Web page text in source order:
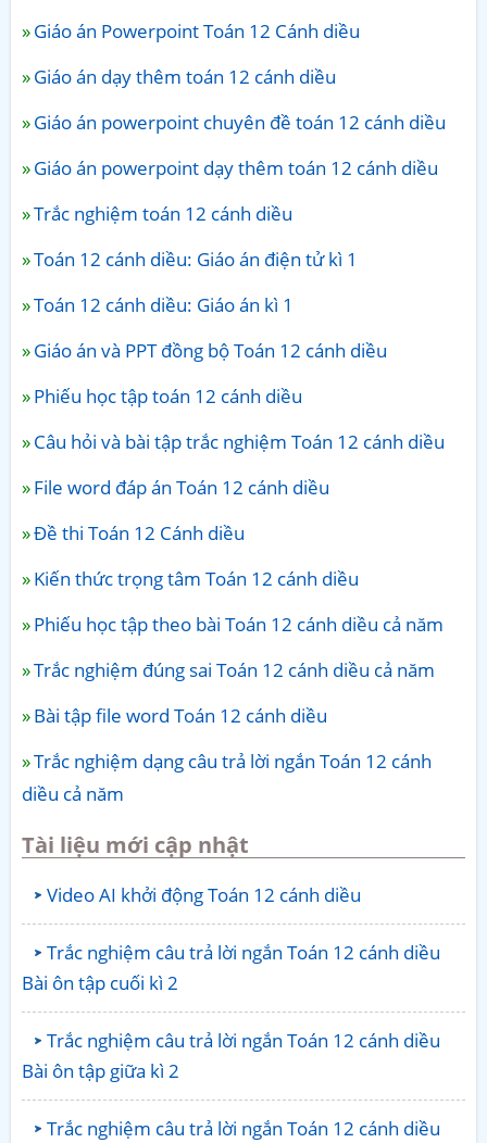
Giáo án Powerpoint Toán 12 Cánh diều
Giáo án dạy thêm toán 12 cánh diều
Giáo án powerpoint chuyên đề toán 12 cánh diều
Giáo án powerpoint dạy thêm toán 12 cánh diều
Trắc nghiệm toán 12 cánh diều
Toán 12 cánh diều: Giáo án điện tử kì 1
Toán 12 cánh diều: Giáo án kì 1
Giáo án và PPT đồng bộ Toán 12 cánh diều
Phiếu học tập toán 12 cánh diều
Câu hỏi và bài tập trắc nghiệm Toán 12 cánh diều
File word đáp án Toán 12 cánh diều
Đề thi Toán 12 Cánh diều
Kiến thức trọng tâm Toán 12 cánh diều
Phiếu học tập theo bài Toán 12 cánh diều cả năm
Trắc nghiệm đúng sai Toán 12 cánh diều cả năm
Bài tập file word Toán 12 cánh diều
Trắc nghiệm dạng câu trả lời ngắn Toán 12 cánh
diều cả năm
Tài liệu mới cập nhật
Video AI khởi động Toán 12 cánh diều
Trắc nghiệm câu trả lời ngắn Toán 12 cánh diều
Bài ôn tập cuối kì 2
Trắc nghiệm câu trả lời ngắn Toán 12 cánh diều
Bài ôn tập giữa kì 2
Trắc nghiệm câu trả lời ngắn Toán 12 cánh diều